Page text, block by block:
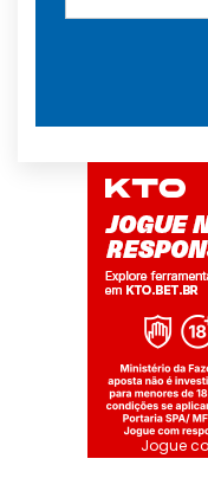
Jogue